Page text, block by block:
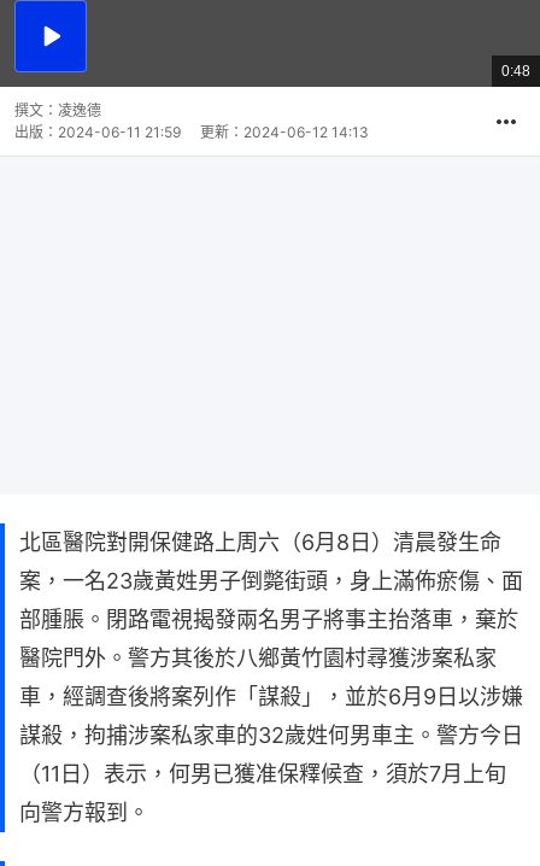
播
總
共
0:48
撰文： 凌逸德
出版： 2024-06-11 21:59 更新： 2024-06-12 14:13
北區醫院對開保健路上周六（6月8日）清晨發生命
案，一名23歲黃姓男子倒斃街頭，身上滿佈瘀傷、面
部腫脹。閉路電視揭發兩名男子將事主抬落車，棄於
醫院門外。警方其後於八鄉黃竹園村尋獲涉案私家
車，經調查後將案列作「謀殺」，並於6月9日以涉嫌
謀殺，拘捕涉案私家車的32歲姓何男車主。警方今日
（11日）表示，何男已獲准保釋候查，須於7月上旬
向警方報到。